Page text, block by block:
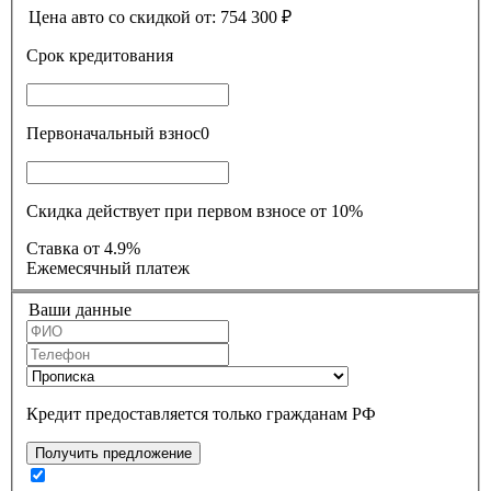
Цена авто со скидкой от: 754 300 ₽
Срок кредитования
Первоначальный взнос0
Скидка действует при первом взносе от 10%
Ставка
от 4.9%
Ежемесячный платеж
Ваши данные
Кредит предоставляется только гражданам РФ
Получить предложение